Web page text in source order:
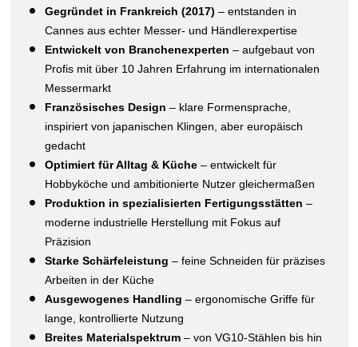
Gegründet in Frankreich (2017) – entstanden in
Cannes aus echter Messer- und Händlerexpertise
Entwickelt von Branchenexperten – aufgebaut von
Profis mit über 10 Jahren Erfahrung im internationalen
Messermarkt
Französisches Design – klare Formensprache,
inspiriert von japanischen Klingen, aber europäisch
gedacht
Optimiert für Alltag & Küche– entwickelt für
Hobbyköche und ambitionierte Nutzer gleichermaßen
Produktion in spezialisierten Fertigungsstätten –
moderne industrielle Herstellung mit Fokus auf
Präzision
Starke Schärfeleistung – feine Schneiden für präzises
Arbeiten in der Küche
Ausgewogenes Handling – ergonomische Griffe für
lange, kontrollierte Nutzung
Breites Materialspektrum– von VG10-Stählen bis hin